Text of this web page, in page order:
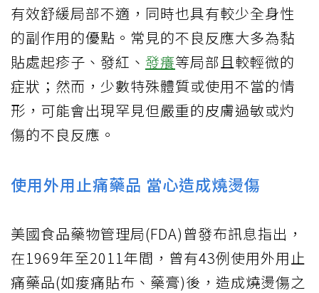
有效舒緩局部不適，同時也具有較少全身性
的副作用的優點。常見的不良反應大多為黏
貼處起疹子、發紅、 發癢等局部且較輕微的
症狀；然而，少數特殊體質或使用不當的情
形，可能會出現罕見但嚴重的皮膚過敏或灼
傷的不良反應。
使用外用止痛藥品 當心造成燒燙傷
美國食品藥物管理局(FDA)曾發布訊息指出，
在1969年至2011年間，曾有43例使用外用止
痛藥品(如痠痛貼布、藥膏)後，造成燒燙傷之